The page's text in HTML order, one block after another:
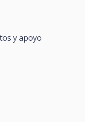
y apoyo